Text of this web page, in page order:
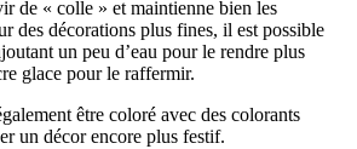
de « colle » et maintienne bien les
des décorations plus fines, il est possible
un peu d’eau pour le rendre plus
glace pour le raffermir.
être coloré avec des colorants
un décor encore plus festif.